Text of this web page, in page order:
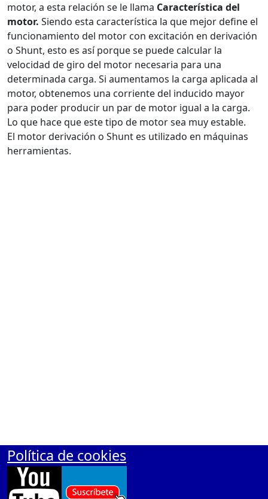
motor, a esta relación se le llama Característica del
motor. Siendo esta característica la que mejor define el
funcionamiento del motor con excitación en derivación
o Shunt, esto es así porque se puede calcular la
velocidad de giro del motor necesaria para una
determinada carga. Si aumentamos la carga aplicada al
motor, obtenemos una corriente del inducido mayor
para poder producir un par de motor igual a la carga.
Lo que hace que este tipo de motor sea muy estable.
El motor derivación o Shunt es utilizado en máquinas
herramientas.
Polí­tica de cookies